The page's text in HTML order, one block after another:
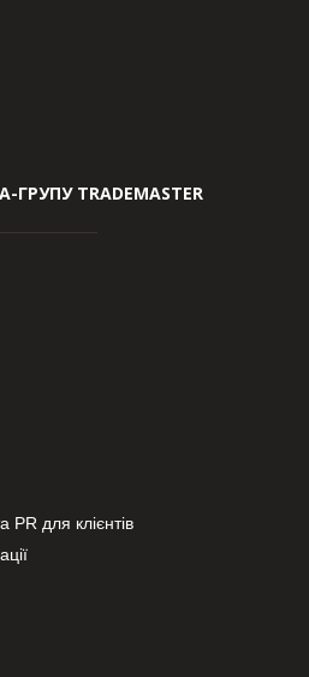
ГРУПУ TRADEMASTER
PR для клієнтів